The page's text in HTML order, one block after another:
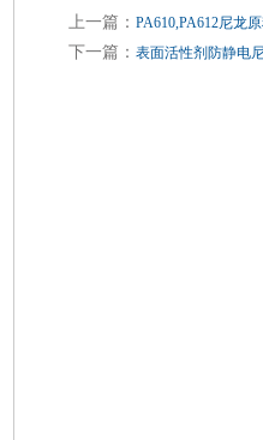
上一篇： PA610,PA612尼龙
下一篇： 表面活性剂防静电